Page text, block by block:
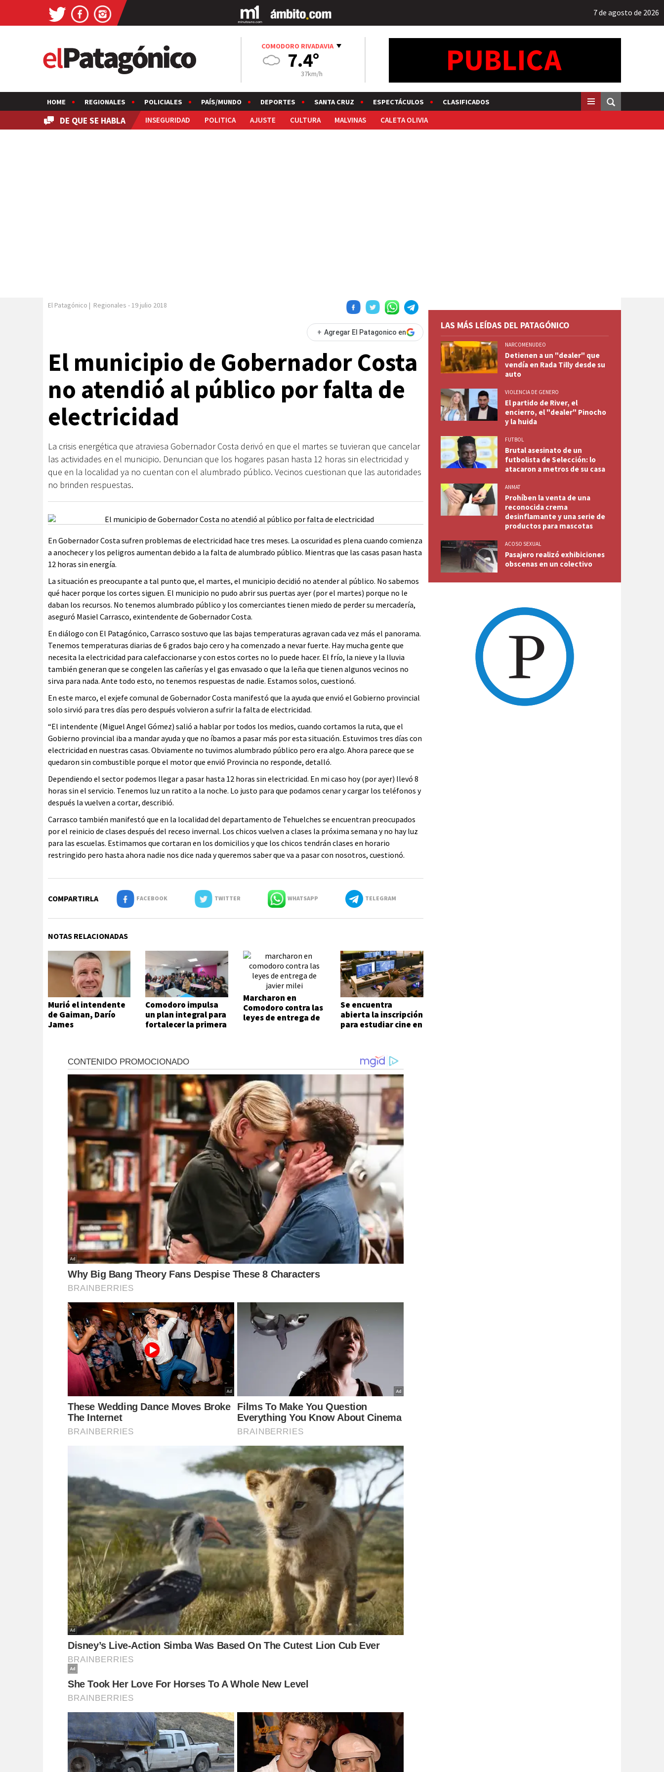
7 de agosto de 2026
COMODORO RIVADAVIA
7.4°
37km/h
HOME REGIONALES POLICIALES PAÍS/MUNDO DEPORTES SANTA CRUZ ESPECTÁCULOS CLASIFICADOS
DE QUE SE HABLA INSEGURIDAD POLITICA AJUSTE CULTURA MALVINAS CALETA OLIVIA
El Patagónico | Regionales - 19 julio 2018
+ Agregar El Patagonico en
El municipio de Gobernador Costa
no atendió al público por falta de
electricidad
La crisis energética que atraviesa Gobernador Costa derivó en que el martes se tuvieran que cancelar
las actividades en el municipio. Denuncian que los hogares pasan hasta 12 horas sin electricidad y
que en la localidad ya no cuentan con el alumbrado público. Vecinos cuestionan que las autoridades
no brinden respuestas.
En Gobernador Costa sufren problemas de electricidad hace tres meses. La oscuridad es plena cuando comienza
a anochecer y los peligros aumentan debido a la falta de alumbrado público. Mientras que las casas pasan hasta
12 horas sin energía.
La situación es preocupante a tal punto que, el martes, el municipio decidió no atender al público. No sabemos
qué hacer porque los cortes siguen. El municipio no pudo abrir sus puertas ayer (por el martes) porque no le
daban los recursos. No tenemos alumbrado público y los comerciantes tienen miedo de perder su mercadería,
aseguró Masiel Carrasco, exintendente de Gobernador Costa.
En diálogo con El Patagónico, Carrasco sostuvo que las bajas temperaturas agravan cada vez más el panorama.
Tenemos temperaturas diarias de 6 grados bajo cero y ha comenzado a nevar fuerte. Hay mucha gente que
necesita la electricidad para calefaccionarse y con estos cortes no lo puede hacer. El frío, la nieve y la lluvia
también generan que se congelen las cañerías y el gas envasado o que la leña que tienen algunos vecinos no
sirva para nada. Ante todo esto, no tenemos respuestas de nadie. Estamos solos, cuestionó.
En este marco, el exjefe comunal de Gobernador Costa manifestó que la ayuda que envió el Gobierno provincial
solo sirvió para tres días pero después volvieron a sufrir la falta de electricidad.
“El intendente (Miguel Angel Gómez) salió a hablar por todos los medios, cuando cortamos la ruta, que el
Gobierno provincial iba a mandar ayuda y que no íbamos a pasar más por esta situación. Estuvimos tres días con
electricidad en nuestras casas. Obviamente no tuvimos alumbrado público pero era algo. Ahora parece que se
quedaron sin combustible porque el motor que envió Provincia no responde, detalló.
Dependiendo el sector podemos llegar a pasar hasta 12 horas sin electricidad. En mi caso hoy (por ayer) llevó 8
horas sin el servicio. Tenemos luz un ratito a la noche. Lo justo para que podamos cenar y cargar los teléfonos y
después la vuelven a cortar, describió.
Carrasco también manifestó que en la localidad del departamento de Tehuelches se encuentran preocupados
por el reinicio de clases después del receso invernal. Los chicos vuelven a clases la próxima semana y no hay luz
para las escuelas. Estimamos que cortaran en los domicilios y que los chicos tendrán clases en horario
restringido pero hasta ahora nadie nos dice nada y queremos saber que va a pasar con nosotros, cuestionó.
COMPARTIRLA FACEBOOK TWITTER WHATSAPP TELEGRAM
NOTAS RELACIONADAS
Murió el intendente
de Gaiman, Darío
James
Comodoro impulsa
un plan integral para
fortalecer la primera
Marcharon en
Comodoro contra las
leyes de entrega de
Se encuentra
abierta la inscripción
para estudiar cine en
LAS MÁS LEÍDAS DEL PATAGÓNICO
NARCOMENUDEO
Detienen a un "dealer" que
vendía en Rada Tilly desde su
auto
VIOLENCIA DE GENERO
El partido de River, el
encierro, el "dealer" Pinocho
y la huida
FUTBOL
Brutal asesinato de un
futbolista de Selección: lo
atacaron a metros de su casa
ANMAT
Prohíben la venta de una
reconocida crema
desinflamante y una serie de
productos para mascotas
ACOSO SEXUAL
Pasajero realizó exhibiciones
obscenas en un colectivo